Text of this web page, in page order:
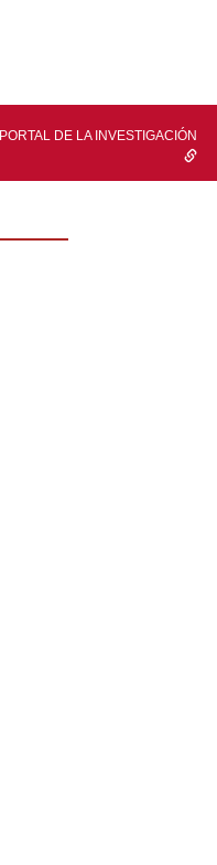
PORTAL DE LA INVESTIGACIÓN